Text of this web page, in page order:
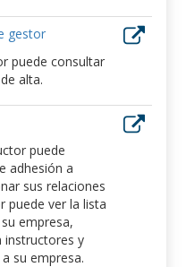
gestor
puede consultar
alta.
puede
adhesión a
sus relaciones
puede ver la lista
empresa,
instructores y
su empresa.